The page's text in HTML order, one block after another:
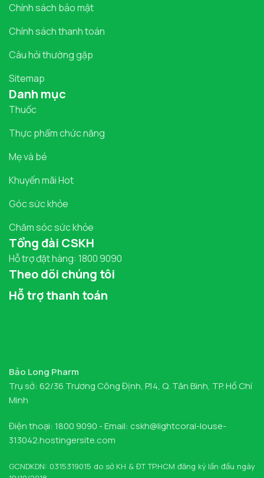
Chính sách bảo mật
Chính sách thanh toán
Câu hỏi thường gặp
Sitemap
Danh mục
Thuốc
Thực phẩm chức năng
Mẹ và bé
Khuyến mãi Hot
Góc sức khỏe
Chăm sóc sức khỏe
Tổng đài CSKH
Hỗ trợ đặt hàng: 1800 9090
Theo dõi chúng tôi
Hỗ trợ thanh toán
Bảo Long Pharm
Trụ sở: 62/36 Trương Công Định, P.14, Q. Tân Bình, TP. Hồ Chí
Minh
Điện thoại: 1800 9090 - Email: cskh@lightcoral-louse-
313042.hostingersite.com
GCNDKDN: 0315319015 do sở KH & ĐT TP.HCM đăng ký lần đầu ngày